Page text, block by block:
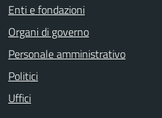
Enti e fondazioni
Organi di governo
Personale amministrativo
Politici
Uffici